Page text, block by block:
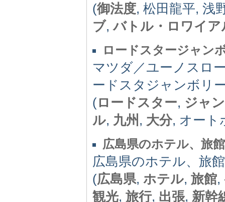
(御法度, 松田龍平, 浅
ブ,バトル・ロワイア
ロードスタージャン
マツダ／ユーノスロ
ードスタジャンボリ
(ロードスター, ジャ
ル, 九州 , 大分, オート
広島県のホテル、旅
広島県のホテル、旅
(広島県, ホテル, 旅館,
観光, 旅行, 出張, 新幹